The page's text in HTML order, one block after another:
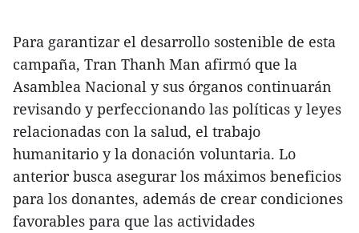
Para garantizar el desarrollo sostenible de esta
campaña, Tran Thanh Man afirmó que la
Asamblea Nacional y sus órganos continuarán
revisando y perfeccionando las políticas y leyes
relacionadas con la salud, el trabajo
humanitario y la donación voluntaria. Lo
anterior busca asegurar los máximos beneficios
para los donantes, además de crear condiciones
favorables para que las actividades